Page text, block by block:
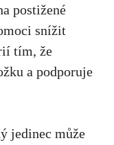
postižené
snížit
tím, že
a podporuje
jedinec může